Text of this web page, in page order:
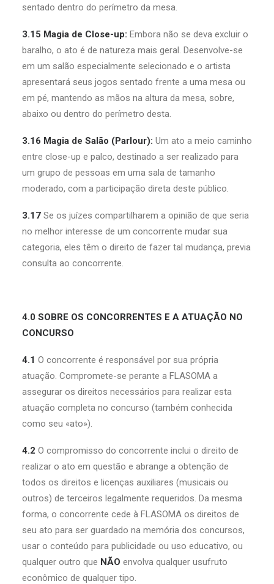
sentado dentro do perímetro da mesa.
3.15 Magia de Close-up: Embora não se deva excluir o
baralho, o ato é de natureza mais geral. Desenvolve-se
em um salão especialmente selecionado e o artista
apresentará seus jogos sentado frente a uma mesa ou
em pé, mantendo as mãos na altura da mesa, sobre,
abaixo ou dentro do perímetro desta.
3.16 Magia de Salão (Parlour): Um ato a meio caminho
entre close-up e palco, destinado a ser realizado para
um grupo de pessoas em uma sala de tamanho
moderado, com a participação direta deste público.
3.17 Se os juízes compartilharem a opinião de que seria
no melhor interesse de um concorrente mudar sua
categoria, eles têm o direito de fazer tal mudança, previa
consulta ao concorrente.
4.0 SOBRE OS CONCORRENTES E A ATUAÇÃO NO
CONCURSO
4.1 O concorrente é responsável por sua própria
atuação. Compromete-se perante a FLASOMA a
assegurar os direitos necessários para realizar esta
atuação completa no concurso (também conhecida
como seu «ato»).
4.2 O compromisso do concorrente inclui o direito de
realizar o ato em questão e abrange a obtenção de
todos os direitos e licenças auxiliares (musicais ou
outros) de terceiros legalmente requeridos. Da mesma
forma, o concorrente cede à FLASOMA os direitos de
seu ato para ser guardado na memória dos concursos,
usar o conteúdo para publicidade ou uso educativo, ou
qualquer outro que NÃO envolva qualquer usufruto
econômico de qualquer tipo.